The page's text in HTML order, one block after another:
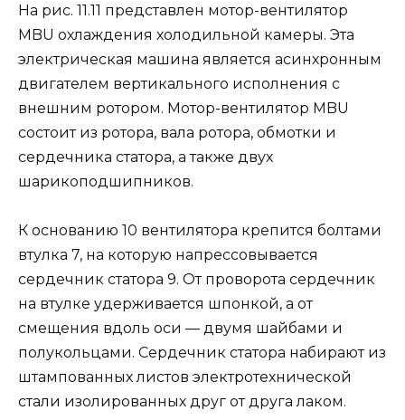
На рис. 11.11 представлен мотор-вентилятор
MBU охлаждения холодильной камеры. Эта
электрическая машина является асинхронным
двигателем вертикального исполнения с
внешним ротором. Мотор-вентилятор MBU
состоит из ротора, вала ротора, обмотки и
сердечника статора, а также двух
шарикоподшипников.
К основанию 10 вентилятора крепится болтами
втулка 7, на которую напрессовывается
сердечник статора 9. От проворота сердечник
на втулке удерживается шпонкой, а от
смещения вдоль оси — двумя шайбами и
полукольцами. Сердечник статора набирают из
штампованных листов электротехнической
стали изолированных друг от друга лаком.